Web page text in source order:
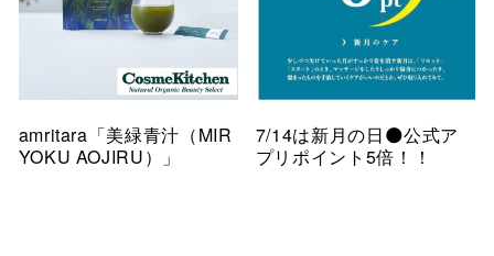
amritara「美緑青汁（MIR
YOKU AOJIRU）」
7/14は新月の日🌑公式ア
プリポイント5倍！！